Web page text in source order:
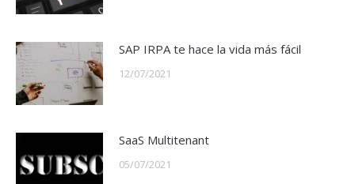
SAP IRPA te hace la vida más fácil
12/07/2021
SaaS Multitenant
05/07/2021